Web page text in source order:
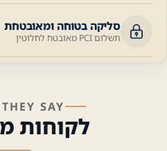
סליקה בטוחה ומאובטחת
תשלום PCI מאובטח לחלוטין
SAY
לקוחות